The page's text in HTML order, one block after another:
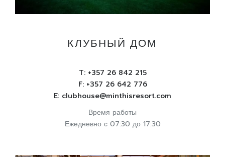
КЛУБНЫЙ ДОМ
T: +357 26 842 215
F: +357 26 642 776
E: clubhouse@minthisresort.com
Время работы
Ежедневно с 07:30 до 17:30